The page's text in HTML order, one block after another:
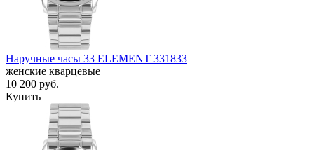
Наручные часы 33 ELEMENT 331833
женские кварцевые
10 200 руб.
Купить